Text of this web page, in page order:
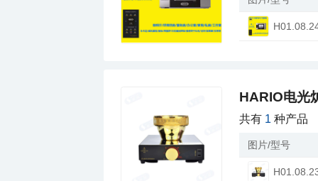
HARIO电光
共有 1 种产品
图片/型号